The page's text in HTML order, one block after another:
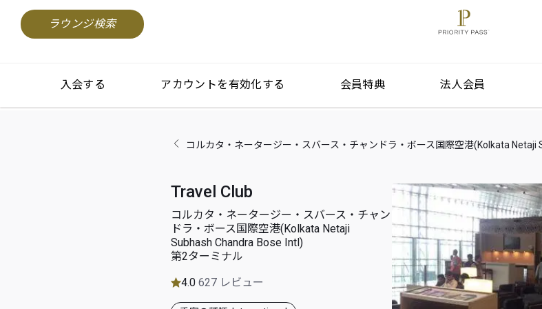
ラウンジ検索
入会する アカウントを有効化する 会員特典 法人会員
コルカタ・ネータージー・スバース・チャンドラ・ボース国際空港(Kolkata Netaji
Travel Club
コルカタ・ネータージー・スバース・チャン
ドラ・ボース国際空港(Kolkata Netaji
Subhash Chandra Bose Intl)
第2ターミナル
4.0 627 レビュー